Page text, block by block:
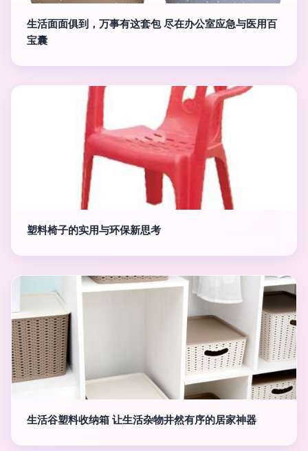
生活面面俱到，万事有这套包 尽在办公室应急与医用百
宝囊
塑料椅子的实用与环保新思考
生活谷塑料收纳箱 让生活杂物井然有序的居家神器